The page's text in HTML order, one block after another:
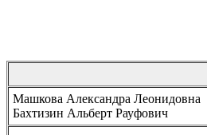
Машкова Александра Леонидовна
Бахтизин Альберт Рауфович